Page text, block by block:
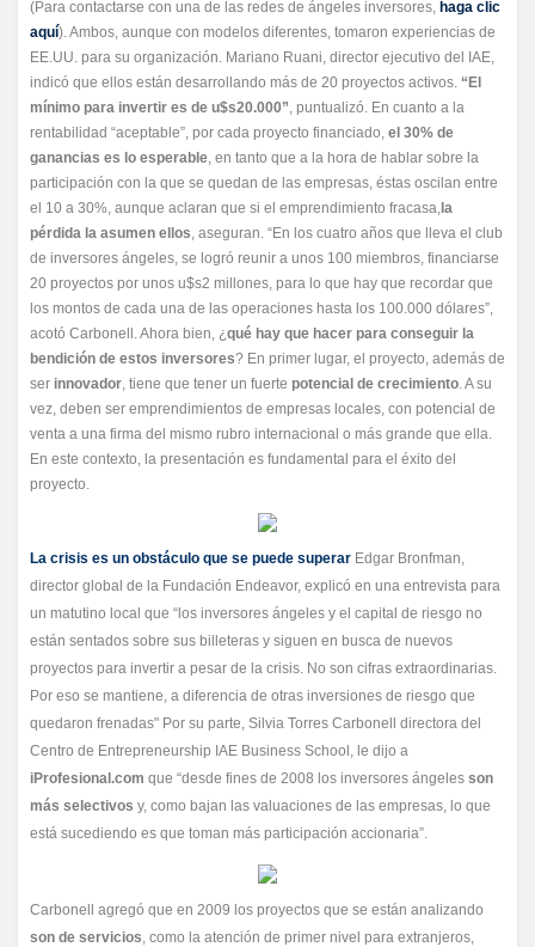
(Para contactarse con una de las redes de ángeles inversores, haga clic
aquí). Ambos, aunque con modelos diferentes, tomaron experiencias de
EE.UU. para su organización. Mariano Ruani, director ejecutivo del IAE,
indicó que ellos están desarrollando más de 20 proyectos activos. “El
mínimo para invertir es de u$s20.000”, puntualizó. En cuanto a la
rentabilidad “aceptable”, por cada proyecto financiado, el 30% de
ganancias es lo esperable, en tanto que a la hora de hablar sobre la
participación con la que se quedan de las empresas, éstas oscilan entre
el 10 a 30%, aunque aclaran que si el emprendimiento fracasa, la
pérdida la asumen ellos, aseguran. “En los cuatro años que lleva el club
de inversores ángeles, se logró reunir a unos 100 miembros, financiarse
20 proyectos por unos u$s2 millones, para lo que hay que recordar que
los montos de cada una de las operaciones hasta los 100.000 dólares”,
acotó Carbonell. Ahora bien, ¿qué hay que hacer para conseguir la
bendición de estos inversores? En primer lugar, el proyecto, además de
ser innovador, tiene que tener un fuerte potencial de crecimiento. A su
vez, deben ser emprendimientos de empresas locales, con potencial de
venta a una firma del mismo rubro internacional o más grande que ella.
En este contexto, la presentación es fundamental para el éxito del
proyecto.
La crisis es un obstáculo que se puede superar Edgar Bronfman,
director global de la Fundación Endeavor, explicó en una entrevista para
un matutino local que “los inversores ángeles y el capital de riesgo no
están sentados sobre sus billeteras y siguen en busca de nuevos
proyectos para invertir a pesar de la crisis. No son cifras extraordinarias.
Por eso se mantiene, a diferencia de otras inversiones de riesgo que
quedaron frenadas" Por su parte, Silvia Torres Carbonell directora del
Centro de Entrepreneurship IAE Business School, le dijo a
iProfesional.com que “desde fines de 2008 los inversores ángeles son
más selectivos y, como bajan las valuaciones de las empresas, lo que
está sucediendo es que toman más participación accionaria”.
Carbonell agregó que en 2009 los proyectos que se están analizando
son de servicios, como la atención de primer nivel para extranjeros,